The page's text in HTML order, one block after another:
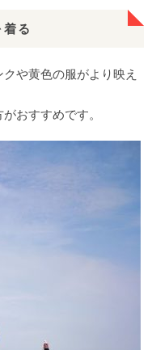
る
や黄色の服がより映え
おすすめです。